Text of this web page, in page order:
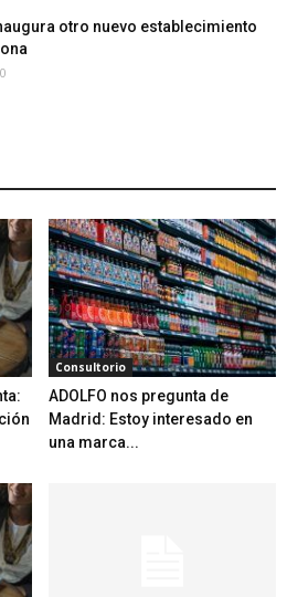
otro nuevo establecimiento
Consultorio
ADOLFO nos pregunta de
Madrid: Estoy interesado en
una marca...